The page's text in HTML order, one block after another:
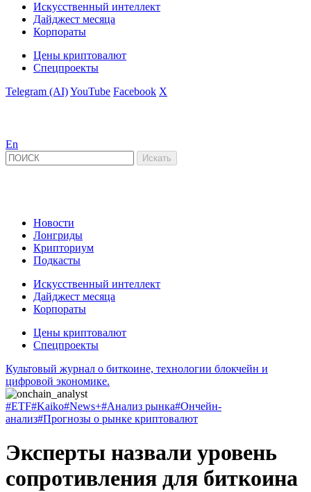
Искусственный интеллект
Дайджест месяца
Корпораты
Цены криптовалют
Спецпроекты
Telegram (AI)YouTube Facebook X
En
Новости
Лонгриды
Крипториум
Подкасты
Искусственный интеллект
Дайджест месяца
Корпораты
Цены криптовалют
Спецпроекты
Культовый журнал о биткоине, технологии блокчейн и
цифровой экономике.
#ETF#Kaiko#News+#Анализ рынка#Ончейн-
анализ#Прогнозы о рынке криптовалют
Эксперты назвали уровень
сопротивления для биткоина